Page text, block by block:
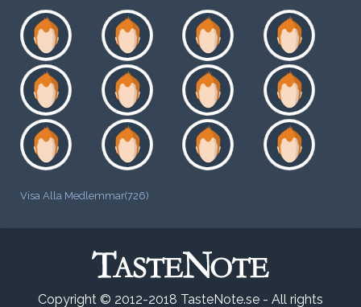
Visa Alla Medlemmar(726)
Copyright © 2012-2018 TasteNote.se - All rights